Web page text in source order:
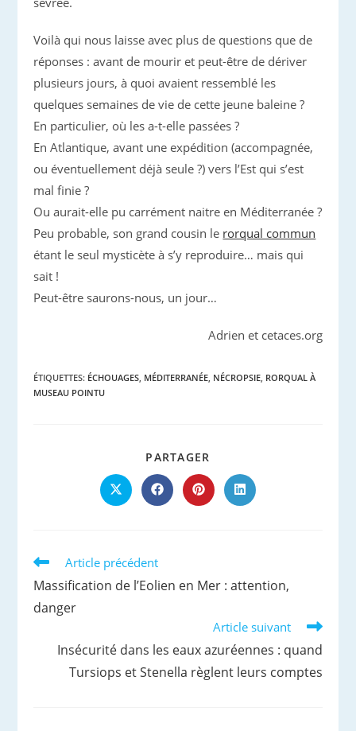
Voilà qui nous laisse avec plus de questions que de
réponses : avant de mourir et peut-être de dériver
plusieurs jours, à quoi avaient ressemblé les
quelques semaines de vie de cette jeune baleine ?
En particulier, où les a-t-elle passées ?
En Atlantique, avant une expédition (accompagnée,
ou éventuellement déjà seule ?) vers l’Est qui s’est
mal finie ?
Ou aurait-elle pu carrément naitre en Méditerranée ?
Peu probable, son grand cousin le rorqual commun
étant le seul mysticète à s’y reproduire… mais qui
sait !
Peut-être saurons-nous, un jour…
Adrien et cetaces.org
ÉTIQUETTES: ÉCHOUAGES, MÉDITERRANÉE, NÉCROPSIE, RORQUAL À
MUSEAU POINTU
PARTAGER
CONTENU
Ouvrir
dans
Ouvrir
dans
Ouvrir
dans
Ouvrir
dans
Read
articles
Article précédent
Massification de l’Eolien en Mer : attention,
danger
Article suivant
Insécurité dans les eaux azuréennes : quand
Tursiops et Stenella règlent leurs comptes